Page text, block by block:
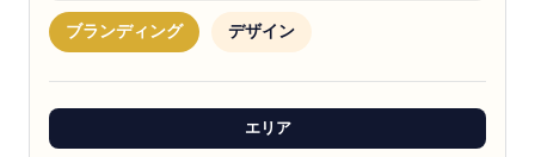
ブランディング デザイン
エリア